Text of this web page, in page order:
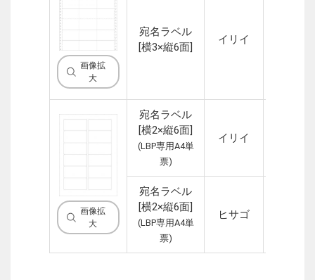
画像拡
大
宛名ラベル
[横3×縦6面]
イリイ
画像拡
大
宛名ラベル
[横2×縦6面]
(LBP専用A4単
票)
イリイ
宛名ラベル
[横2×縦6面]
(LBP専用A4単
票)
ヒサゴ